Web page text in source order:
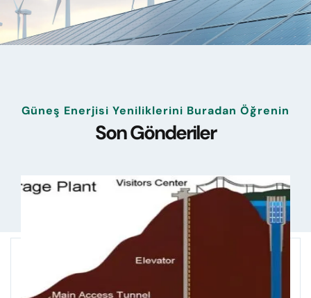
Güneş Enerjisi Yeniliklerini Buradan Öğrenin
Son Gönderiler